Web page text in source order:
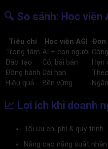
🔍 So sánh: Học
Tiêu chí Học viện AGI
Đơn
Trọng tâm AI + con người
Đào tạo
Có, bài bản
Hạn
Đồng hành Dài hạn
Hiệu quả
Bền vững
📈 Lợi ích khi doanh
Tối ưu chi phí & quy trình
Nâng cao năng suất